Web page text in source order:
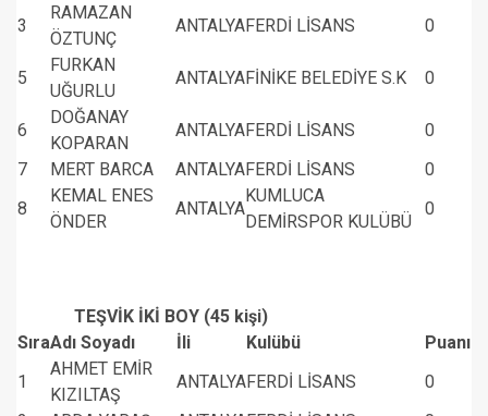
3
RAMAZAN
ÖZTUNÇ
ANTALYAFERDİ LİSANS 0
5
FURKAN
UĞURLU
ANTALYAFİNİKE BELEDİYE S.K 0
6
DOĞANAY
KOPARAN
ANTALYAFERDİ LİSANS
0
7
MERT BARCA ANTALYAFERDİ LİSANS
0
8
KEMAL ENES
ÖNDER
ANTALYA
KUMLUCA
DEMİRSPOR KULÜBÜ
0
TEŞVİK İKİ BOY (45 kişi)
SıraAdı Soyadı İli Kulübü
Puanı
1
AHMET EMİR
KIZILTAŞ
ANTALYAFERDİ LİSANS
0